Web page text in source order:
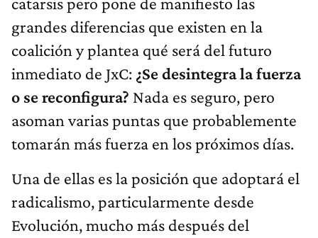
grandes diferencias que existen en la
coalición y plantea qué será del futuro
inmediato de JxC: ¿Se desintegra la fuerza
o se reconfigura? Nada es seguro, pero
asoman varias puntas que probablemente
tomarán más fuerza en los próximos días.
Una de ellas es la posición que adoptará el
radicalismo, particularmente desde
Evolución, mucho más después del